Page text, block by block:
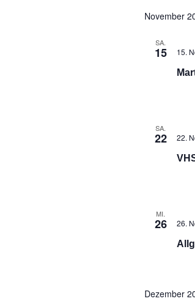
November
SA.
15 15.
SA.
22 22.
MI.
26 26.
Dezember